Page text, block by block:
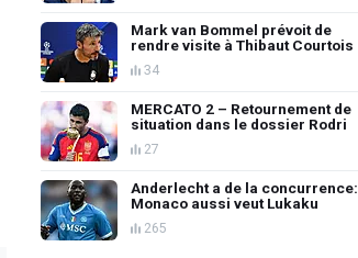
Mark van Bommel prévoit de
rendre visite à Thibaut Courtois
34
MERCATO 2 – Retournement de
situation dans le dossier Rodri
27
Anderlecht a de la concurrence:
Monaco aussi veut Lukaku
265